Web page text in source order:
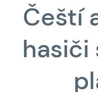
Čeští
hasiči